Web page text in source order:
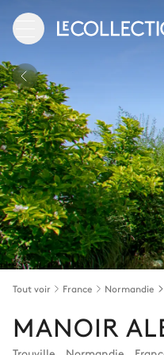
Tout voir France Normandie
MANOIR